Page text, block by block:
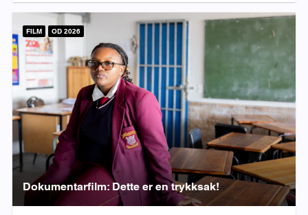
FILM OD 2026
Dokumentarfilm: Dette er en trykksak!